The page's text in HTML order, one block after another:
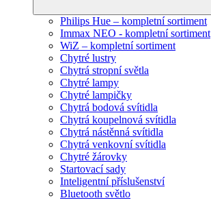
Philips Hue – kompletní sortiment
Immax NEO - kompletní sortiment
WiZ – kompletní sortiment
Chytré lustry
Chytrá stropní světla
Chytré lampy
Chytré lampičky
Chytrá bodová svítidla
Chytrá koupelnová svítidla
Chytrá nástěnná svítidla
Chytrá venkovní svítidla
Chytré žárovky
Startovací sady
Inteligentní příslušenství
Bluetooth světlo